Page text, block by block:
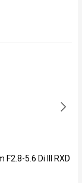
một diện tích